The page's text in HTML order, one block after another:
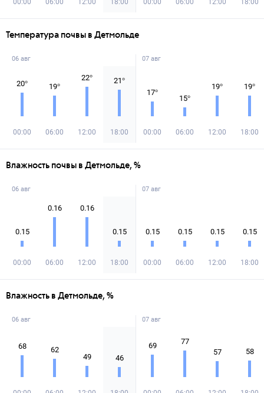
00:00 06:00 12:00 18:00 00:00 06:00 12:00 18:00
Температура почвы в Детмольде
06 авг
20°
00:00
19°
06:00
22°
12:00
21°
18:00
07 авг
17°
00:00
15°
06:00
19°
12:00
19°
18:00
Влажность почвы в Детмольде, %
06 авг
0.15
00:00
0.16
06:00
0.16
12:00
0.15
18:00
07 авг
0.15
00:00
0.15
06:00
0.15
12:00
0.15
18:00
Влажность в Детмольде, %
06 авг
68 62
49 46
07 авг
69 77
57 58